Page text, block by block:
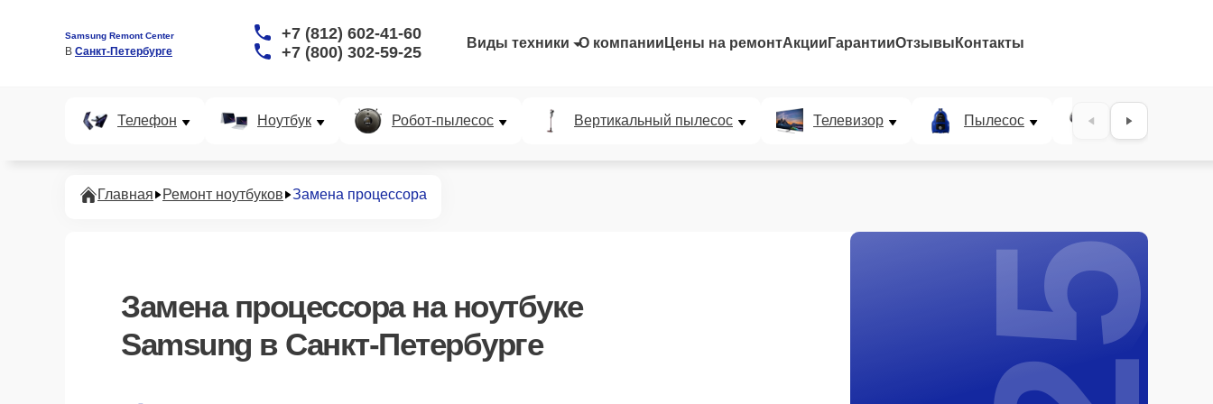
Samsung Remont Center
В Санкт-Петербурге
+7 (812) 602-41-60
+7 (800) 302-59-25
Виды техники О компании Цены на ремонтАкции ГарантииОтзывы Контакты
Телефон Ноутбук Робот-пылесос Вертикальный пылесос Телевизор Пылесос Проектор
Главная Ремонт ноутбуков Замена процессора
Замена процессорана ноутбуке
Samsung в Санкт-Петербурге
25%